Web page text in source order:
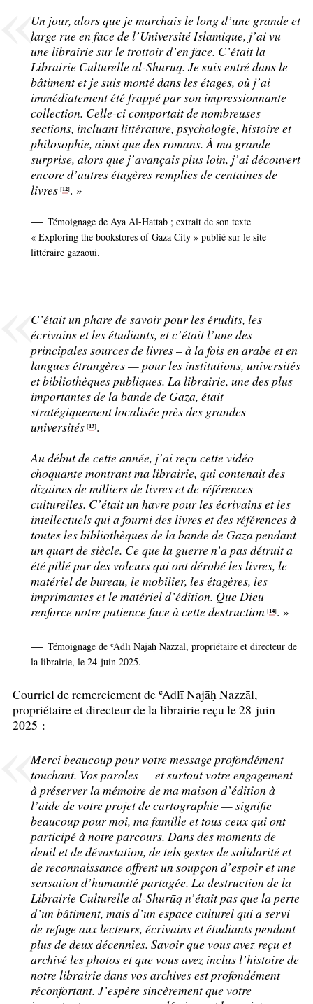
Un jour, alors que je marchais le long d’une grande et
large rue en face de l’Université Islamique, j’ai vu
une librairie sur le trottoir d’en face. C’était la
Librairie Culturelle al-Shurūq. Je suis entré dans le
bâtiment et je suis monté dans les étages, où j’ai
immédiatement été frappé par son impressionnante
collection. Celle-ci comportait de nombreuses
sections, incluant littérature, psychologie, histoire et
philosophie, ainsi que des romans. À ma grande
surprise, alors que j’avançais plus loin, j’ai découvert
encore d’autres étagères remplies de centaines de
livres [12]. »
—Témoignage de Aya Al-Hattab ; extrait de son texte
« Exploring the bookstores of Gaza City » publié sur le site
littéraire gazaoui.
C’était un phare de savoir pour les érudits, les
écrivains et les étudiants, et c’était l’une des
principales sources de livres – à la fois en arabe et en
langues étrangères — pour les institutions, universités
et bibliothèques publiques. La librairie, une des plus
importantes de la bande de Gaza, était
stratégiquement localisée près des grandes
universités [13].
Au début de cette année, j’ai reçu cette vidéo
choquante montrant ma librairie, qui contenait des
dizaines de milliers de livres et de références
culturelles. C’était un havre pour les écrivains et les
intellectuels qui a fourni des livres et des références à
toutes les bibliothèques de la bande de Gaza pendant
un quart de siècle. Ce que la guerre n’a pas détruit a
été pillé par des voleurs qui ont dérobé les livres, le
matériel de bureau, le mobilier, les étagères, les
imprimantes et le matériel d’édition. Que Dieu
renforce notre patience face à cette destruction [14]. »
—Témoignage de ʿAdlī Najāḥ Nazzāl, propriétaire et directeur de
la librairie, le 24 juin 2025.
Courriel de remerciement de ʿAdlī Najāḥ Nazzāl,
propriétaire et directeur de la librairie reçu le 28 juin
2025 :
Merci beaucoup pour votre message profondément
touchant. Vos paroles — et surtout votre engagement
à préserver la mémoire de ma maison d’édition à
l’aide de votre projet de cartographie — signifie
beaucoup pour moi, ma famille et tous ceux qui ont
participé à notre parcours. Dans des moments de
deuil et de dévastation, de tels gestes de solidarité et
de reconnaissance offrent un soupçon d’espoir et une
sensation d’humanité partagée. La destruction de la
Librairie Culturelle al-Shurūq n’était pas que la perte
d’un bâtiment, mais d’un espace culturel qui a servi
de refuge aux lecteurs, écrivains et étudiants pendant
plus de deux décennies. Savoir que vous avez reçu et
archivé les photos et que vous avez inclus l’histoire de
notre librairie dans vos archives est profondément
réconfortant. J’espère sincèrement que votre